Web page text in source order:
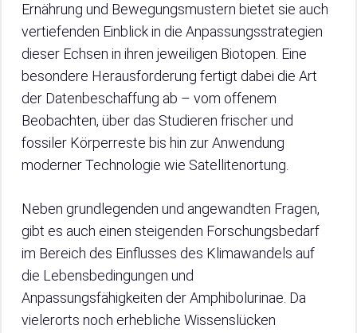
Ernährung und Bewegungsmustern bietet sie auch
vertiefenden Einblick in die Anpassungsstrategien
dieser Echsen in ihren jeweiligen Biotopen. Eine
besondere Herausforderung fertigt dabei die Art
der Datenbeschaffung ab – vom offenem
Beobachten, über das Studieren frischer und
fossiler Körperreste bis hin zur Anwendung
moderner Technologie wie Satellitenortung.
Neben grundlegenden und angewandten Fragen,
gibt es auch einen steigenden Forschungsbedarf
im Bereich des Einflusses des Klimawandels auf
die Lebensbedingungen und
Anpassungsfähigkeiten der Amphibolurinae. Da
vielerorts noch erhebliche Wissenslücken